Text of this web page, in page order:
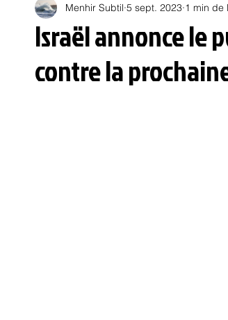
Education Energies Habitat
Oligarchie Politique
Israël annonce le
contre la
Menhir Subtil 5 sept. 2023 1 min de